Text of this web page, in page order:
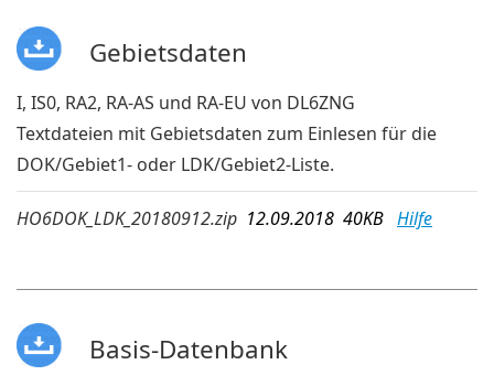
Gebietsdaten
I, IS0, RA2, RA-AS und RA-EU von DL6ZNG
Textdateien mit Gebietsdaten zum Einlesen für die
DOK/Gebiet1- oder LDK/Gebiet2-Liste.
HO6DOK_LDK_20180912.zip 12.09.2018 40KB Hilfe
Basis-Datenbank